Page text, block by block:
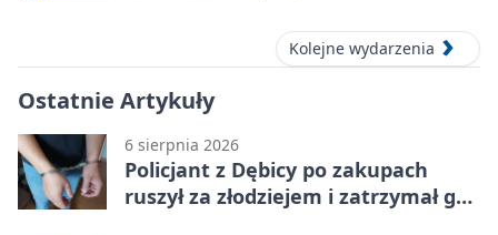
Kolejne wydarzenia
Ostatnie Artykuły
6 sierpnia 2026
Policjant z Dębicy po zakupach
ruszył za złodziejem i zatrzymał go